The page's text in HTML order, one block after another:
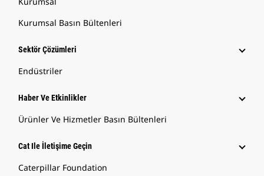
Kurumsal Basın Bültenleri
Sektör Çözümleri
Endüstriler
Haber Ve Etkinlikler
Ürünler Ve Hizmetler Basın Bültenleri
Cat Ile İletişime Geçin
Caterpillar Foundation